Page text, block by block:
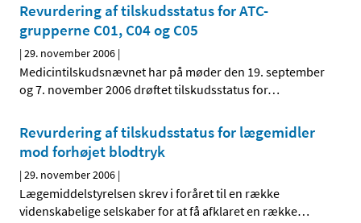
Revurdering af tilskudsstatus for ATC-
grupperne C01, C04 og C05
|29. november 2006 |
Medicintilskudsnævnet har på møder den 19. september
og 7. november 2006 drøftet tilskudsstatus for…
Revurdering af tilskudsstatus for lægemidler
mod forhøjet blodtryk
|29. november 2006 |
Lægemiddelstyrelsen skrev i foråret til en række
videnskabelige selskaber for at få afklaret en række…